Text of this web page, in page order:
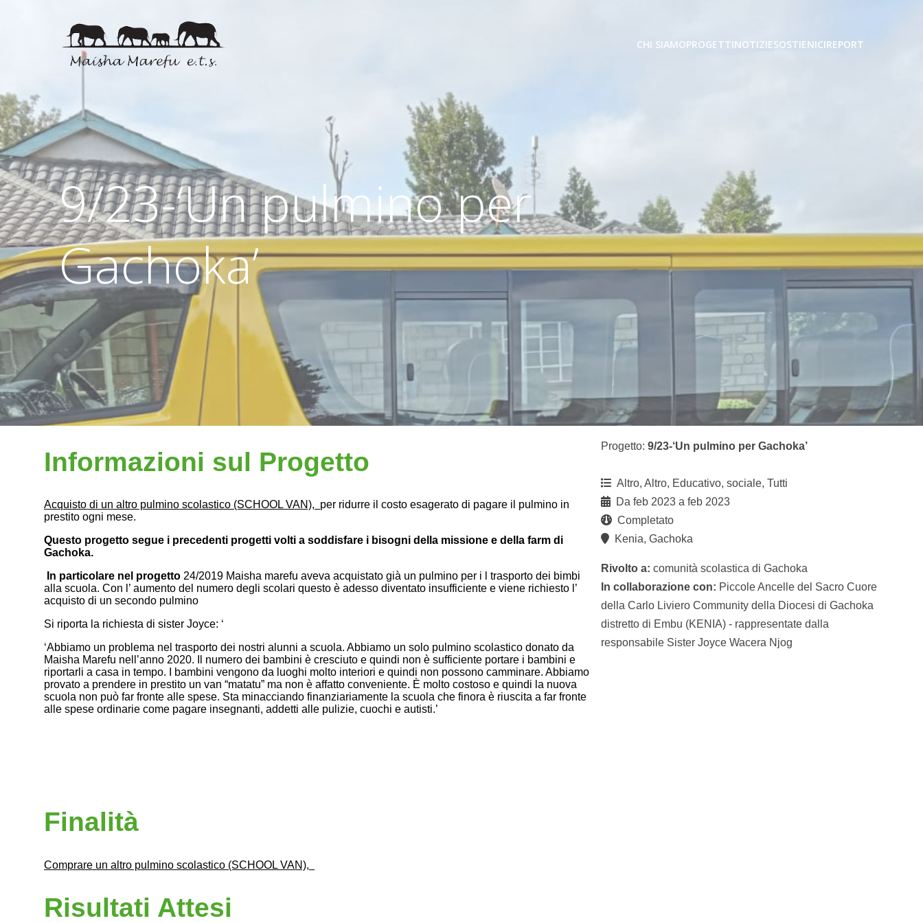
CHI SIAMOPROGETTINOTIZIESOSTIENICIREPORT
9/23-‘Un pulmino per
Gachoka’
Informazioni sul Progetto
Acquisto di un altro pulmino scolastico (SCHOOL VAN), per ridurre il costo esagerato di pagare il pulmino in
prestito ogni mese.
Questo progetto segue i precedenti progetti volti a soddisfare i bisogni della missione e della farm di
Gachoka.
In particolare nel progetto 24/2019 Maisha marefu aveva acquistato già un pulmino per i l trasporto dei bimbi
alla scuola. Con l’ aumento del numero degli scolari questo è adesso diventato insufficiente e viene richiesto l’
acquisto di un secondo pulmino
Si riporta la richiesta di sister Joyce: ‘
‘Abbiamo un problema nel trasporto dei nostri alunni a scuola. Abbiamo un solo pulmino scolastico donato da
Maisha Marefu nell’anno 2020. Il numero dei bambini è cresciuto e quindi non è sufficiente portare i bambini e
riportarli a casa in tempo. I bambini vengono da luoghi molto interiori e quindi non possono camminare. Abbiamo
provato a prendere in prestito un van “matatu” ma non è affatto conveniente. È molto costoso e quindi la nuova
scuola non può far fronte alle spese. Sta minacciando finanziariamente la scuola che finora è riuscita a far fronte
alle spese ordinarie come pagare insegnanti, addetti alle pulizie, cuochi e autisti.’
Finalità
Comprare un altro pulmino scolastico (SCHOOL VAN),
Risultati Attesi
Progetto: 9/23-‘Un pulmino per Gachoka’
Altro, Altro, Educativo, sociale, Tutti
Da feb 2023 a feb 2023
Completato
Kenia, Gachoka
Rivolto a: comunità scolastica di Gachoka
In collaborazione con: Piccole Ancelle del Sacro Cuore
della Carlo Liviero Community della Diocesi di Gachoka
distretto di Embu (KENIA) - rappresentate dalla
responsabile Sister Joyce Wacera Njog